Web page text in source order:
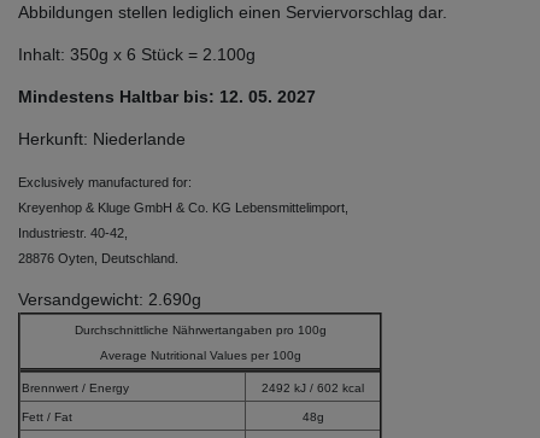
Abbildungen stellen lediglich einen Serviervorschlag dar.
Inhalt: 350g x 6 Stück = 2.100g
Mindestens Haltbar bis: 12. 05. 2027
Herkunft: Niederlande
Exclusively manufactured for:
Kreyenhop & Kluge GmbH & Co. KG Lebensmittelimport,
Industriestr. 40-42,
28876 Oyten, Deutschland.
Versandgewicht: 2.690g
Durchschnittliche Nährwertangaben pro 100g
Average Nutritional Values per 100g
Brennwert / Energy 2492 kJ / 602 kcal
Fett / Fat 48g